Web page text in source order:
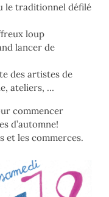
le traditionnel défilé
loup
lancer de
des artistes de
ateliers, …
commencer
d’automne!
et les commerces.